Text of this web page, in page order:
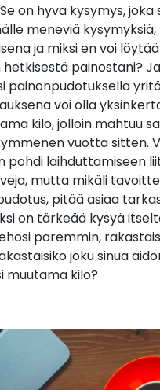
on hyvä kysymys, joka
meneviä
ja miksi en voi
painostani?
painonpudotuksella
voi olla
kilo, jolloin mahtuu
vuotta sitten.
pohdi laihduttamiseen
mutta mikäli
pitää asiaa
on tärkeää kysyä
paremmin,
joku sinua
muutama kilo?